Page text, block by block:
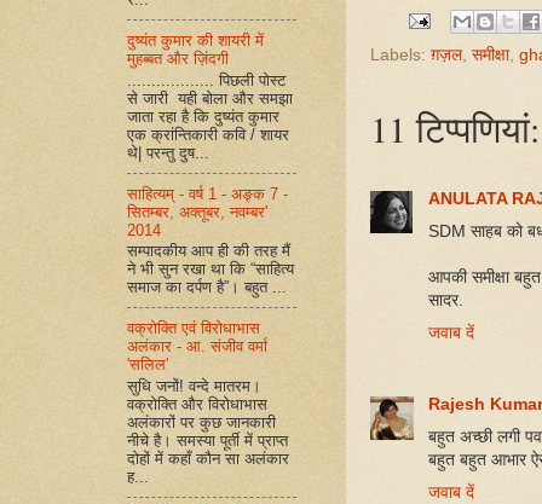
Labels: ग़ज़ल, समीक्षा,
11 टिप्‍पणियां:
ANULATA
SDM साहब को
आपकी समीक्षा
सादर.
जवाब दें
Rajesh
बहुत अच्छी लगी
बहुत बहुत आभार
जवाब दें
दुष्यंत कुमार की शायरी में
मुहब्बत और ज़िंदगी
.................. पिछली पोस्ट
से जारी यही बोला और समझा
जाता रहा है कि दुष्यंत कुमार
एक क्रांन्तिकारी कवि / शायर
थे| परन्तु दुष...
साहित्यम् - वर्ष 1 - अङ्क 7 -
सितम्बर, अक्तूबर, नवम्बर'
2014
सम्पादकीय आप ही की तरह मैं
ने भी सुन रखा था कि “साहित्य
समाज का दर्पण है”। बहुत ...
वक्रोक्ति एवं विरोधाभास
अलंकार - आ. संजीव वर्मा
'सलिल'
सुधि जनों! वन्दे मातरम।
वक्रोक्ति और विरोधाभास
अलंकारों पर कुछ जानकारी
नीचे है। समस्या पूर्ती में प्राप्त
दोहों में कहाँ कौन सा अलंकार
ह...